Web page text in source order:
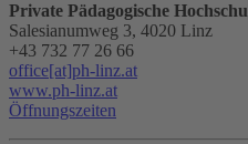
Private Pädagogische
Salesianumweg 3, 4020 Linz
+43 732 77 26 66
office[at]ph-linz.at
www.ph-linz.at
Öffnungszeiten